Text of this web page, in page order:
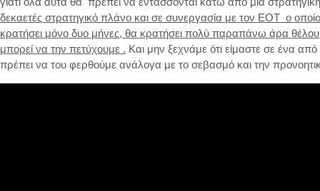
δεκαετές στρατηγικό πλάνο και σε συνεργασία με τον ΕΟΤ ο
κρατήσει μόνο δυο μήνες, θα κρατήσει πολύ παραπάνω άρα
μπορεί να την πετύχουμε . Και μην ξεχνάμε ότι είμαστε σε ένα
πρέπει να του φερθούμε ανάλογα με το σεβασμό και την